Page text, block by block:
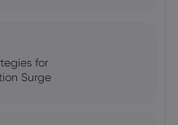
for
Surge